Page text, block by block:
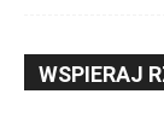
WSPIERAJ